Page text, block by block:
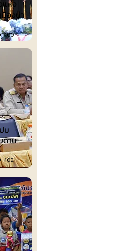
แห่ง
มืองน่า
400
ม
ด้าน
402